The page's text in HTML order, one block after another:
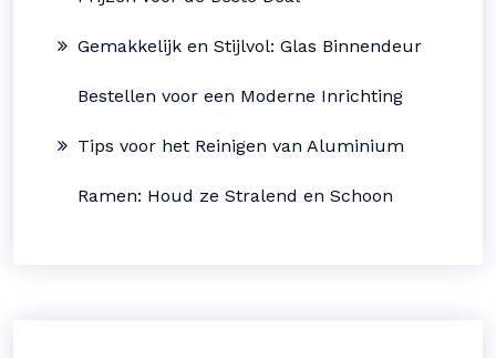
Gemakkelijk en Stijlvol: Glas Binnendeur
Bestellen voor een Moderne Inrichting
Tips voor het Reinigen van Aluminium
Ramen: Houd ze Stralend en Schoon